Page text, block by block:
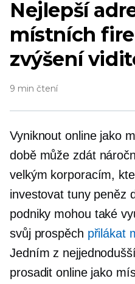
Nejlepší
místních
zvýšení
9 min čtení
Vyniknout online jako
době může zdát
velkým korporacím,
investovat tuny peněz
podniky mohou také
svůj prospěch přilákat
Jedním z
prosadit online jako